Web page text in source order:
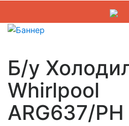
Б/у
Whirlpool
ARG637/PH